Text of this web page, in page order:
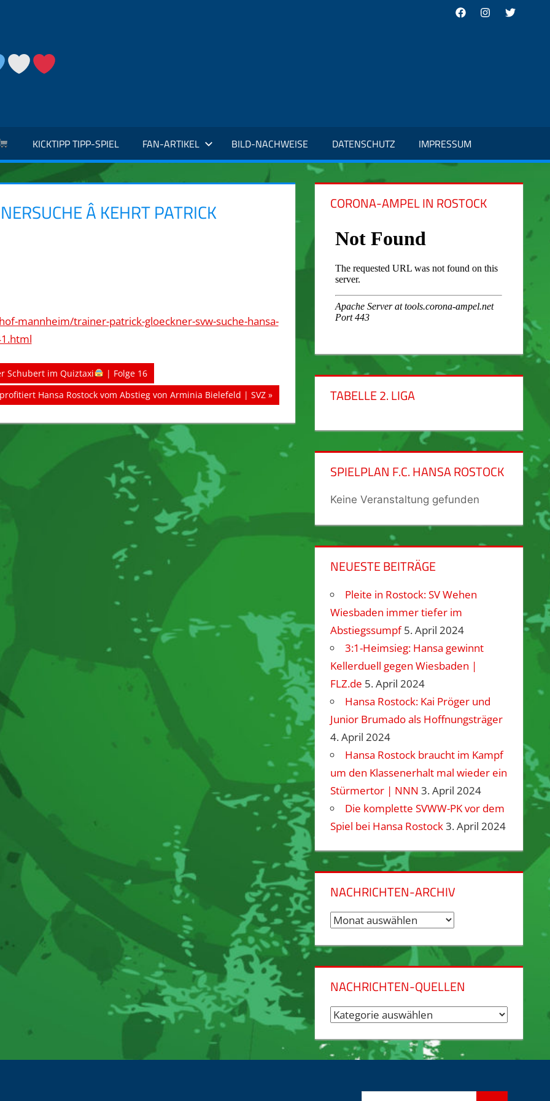
FacebookInstagram
Twitter
KICKTIPP TIPP-SPIEL FAN-ARTIKEL BILD-NACHWEISE DATENSCHUTZ IMPRESSUM
Â KEHRT PATRICK
mannheim/trainer-patrick-gloeckner-svw-suche-hansa-
Schubert im Quiztaxi
| Folge 16
Hansa Rostock vom Abstieg von Arminia Bielefeld | SVZ
CORONA-AMPEL IN ROSTOCK
TABELLE 2. LIGA
SPIELPLAN F.C. HANSA ROSTOCK
Keine Veranstaltung gefunden
NEUESTE BEITRÄGE
Pleite in Rostock: SV Wehen
Wiesbaden immer tiefer im
Abstiegssumpf 5. April 2024
3:1-Heimsieg: Hansa gewinnt
Kellerduell gegen Wiesbaden |
FLZ.de 5. April 2024
Hansa Rostock: Kai Pröger und
Junior Brumado als Hoffnungsträger
4. April 2024
Hansa Rostock braucht im Kampf
um den Klassenerhalt mal wieder ein
Stürmertor | NNN 3. April 2024
Die komplette SVWW-PK vor dem
Spiel bei Hansa Rostock3. April 2024
NACHRICHTEN-ARCHIV
Nachrichten-
NACHRICHTEN-QUELLEN
Nachrichten-